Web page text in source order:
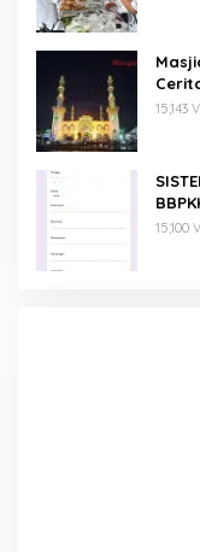
15,143
15,100